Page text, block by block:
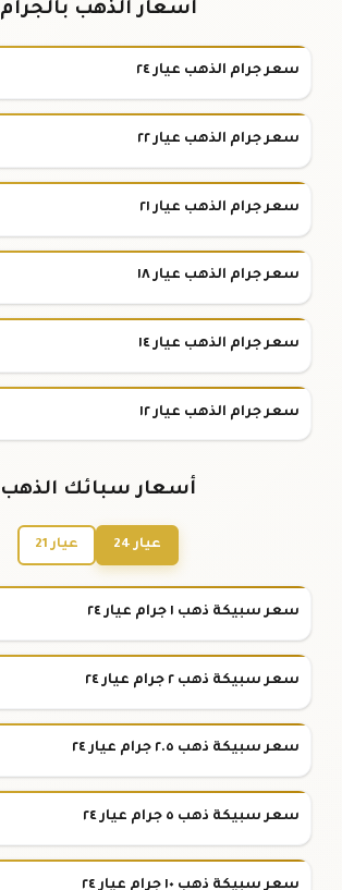
أسعار الذهب بالجرام
سعر جرام الذهب عيار ٢٤
سعر جرام الذهب عيار ٢٢
سعر جرام الذهب عيار ٢١
سعر جرام الذهب عيار ١٨
سعر جرام الذهب عيار ١٤
سعر جرام الذهب عيار ١٢
أسعار سبائك الذهب
عيار 24 عيار 21
سعر سبيكة ذهب ١ جرام عيار ٢٤
سعر سبيكة ذهب ٢ جرام عيار ٢٤
سعر سبيكة ذهب ٢.٥ جرام عيار ٢٤
سعر سبيكة ذهب ٥ جرام عيار ٢٤
سعر سبيكة ذهب ١٠ جرام عيار ٢٤